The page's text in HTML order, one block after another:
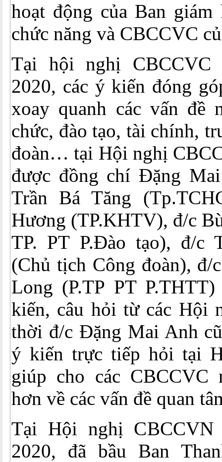
hoạt động của Ban
chức năng và CBCCVC
Tại hội nghị CBCCVC
2020, các ý kiến đóng
xoay quanh các vấn đề
chức, đào tạo, tài chính,
đoàn… tại Hội nghị
được đồng chí Đặng
Trần Bá Tăng
Hương (TP.KHTV), đ/c
TP. PT P.Đào tạo), đ/c
(Chủ tịch Công đoàn), đ/
Long (P.TP PT
kiến, câu hỏi từ các Hội
thời đ/c Đặng Mai Anh
ý kiến trực tiếp hỏi tại
giúp cho các CBCCVC
hơn về các vấn đề quan
Tại Hội nghị CBCCVN
2020, đã bầu Ban